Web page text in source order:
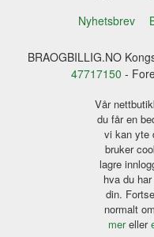
Nyhetsbrev
BRAOGBILLIG.NO
47717150 -
Vår
du får en
vi kan yte
bruker
lagre
hva du
din.
normalt
mereller